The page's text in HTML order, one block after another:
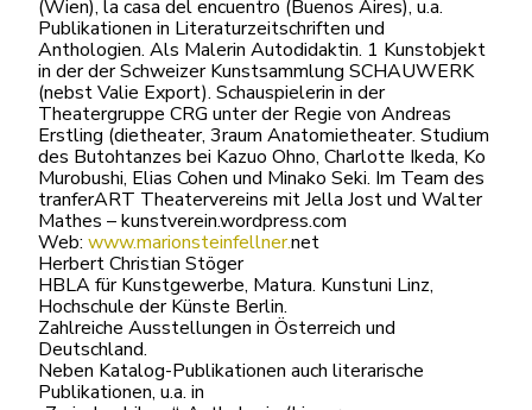
(Wien), la casa del encuentro (Buenos Aires), u.a.
Publikationen in Literaturzeitschriften und
Anthologien. Als Malerin Autodidaktin. 1 Kunstobjekt
in der der Schweizer Kunstsammlung SCHAUWERK
(nebst Valie Export). Schauspielerin in der
Theatergruppe CRG unter der Regie von Andreas
Erstling (dietheater, 3raum Anatomietheater. Studium
des Butohtanzes bei Kazuo Ohno, Charlotte Ikeda, Ko
Murobushi, Elias Cohen und Minako Seki. Im Team des
tranferART Theatervereins mit Jella Jost und Walter
Mathes – kunstverein.wordpress.com
Web: www.marionsteinfellner.net
Herbert Christian Stöger
HBLA für Kunstgewerbe, Matura. Kunstuni Linz,
Hochschule der Künste Berlin.
Zahlreiche Ausstellungen in Österreich und
Deutschland.
Neben Katalog-Publikationen auch literarische
Publikationen, u.a. in